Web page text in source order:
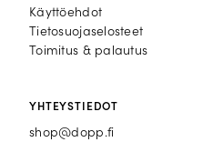
Käyttöehdot
Tietosuojaselosteet
Toimitus & palautus
YHTEYSTIEDOT
shop@dopp.fi